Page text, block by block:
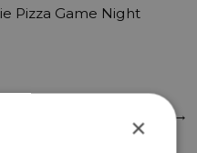
Pizza Game Night
→
×